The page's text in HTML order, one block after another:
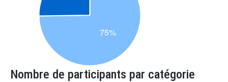
Nombre de participants par catégorie